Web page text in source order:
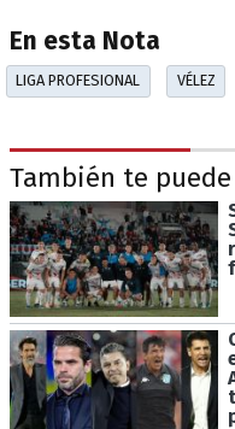
En esta Nota
LIGA PROFESIONAL VÉLEZ
También te